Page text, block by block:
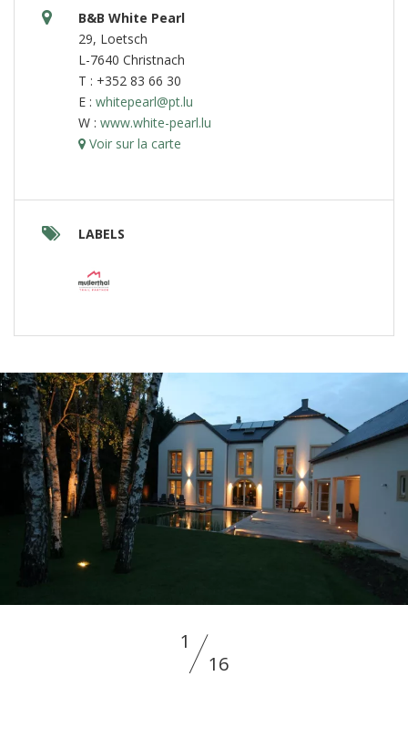
B&B White Pearl
29, Loetsch
L-7640 Christnach
T : +352 83 66 30
E : whitepearl@pt.lu
W : www.white-pearl.lu
Voir sur la carte
LABELS
1
16